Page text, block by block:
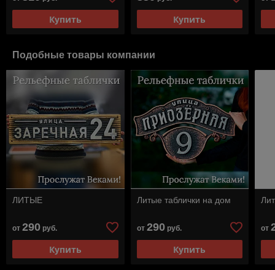
Купить Купить
Подобные товары компании
ЛИТЫЕ
от 290 руб.
Купить
Литые таблички на дом
от 290руб.
Купить
от